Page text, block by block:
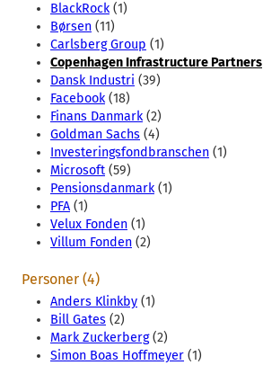
BlackRock(1)
Børsen (11)
Carlsberg Group (1)
Copenhagen Infrastructure Partners
Dansk Industri (39)
Facebook(18)
Finans Danmark(2)
Goldman Sachs (4)
Investeringsfondbranschen (1)
Microsoft (59)
Pensionsdanmark(1)
PFA (1)
Velux Fonden (1)
Villum Fonden (2)
Personer (4)
Anders Klinkby (1)
Bill Gates (2)
Mark Zuckerberg(2)
Simon Boas Hoffmeyer (1)